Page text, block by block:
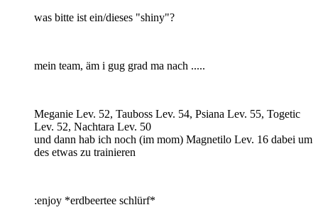
was bitte ist ein/dieses "shiny"?
mein team, äm i gug grad ma nach .....
Meganie Lev. 52, Tauboss Lev. 54, Psiana Lev. 55, Togetic
Lev. 52, Nachtara Lev. 50
und dann hab ich noch (im mom) Magnetilo Lev. 16 dabei um
des etwas zu trainieren
:enjoy *erdbeertee schlürf*